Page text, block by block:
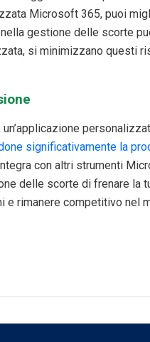
Microsoft 365, puoi
gestione delle scorte
si minimizzano questi
un’applicazione
significativamente la
con altri strumenti
delle scorte di frenare la
e rimanere competitivo nel